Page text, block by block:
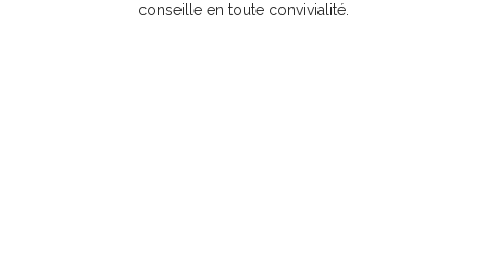
conseille en toute convivialité.